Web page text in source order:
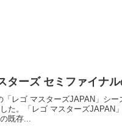
ターズ セミファイナ
「レゴ マスターズJAPAN」シ
た。「レゴ マスターズJAPAN
既存...